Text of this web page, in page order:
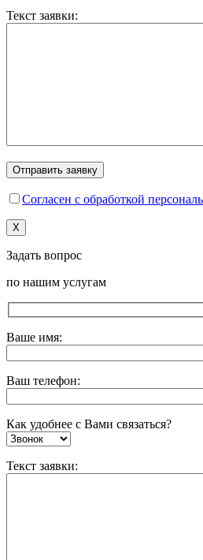
Текст заявки:
Согласен с обработкой
X
Задать вопрос
по нашим услугам
Ваше имя:
Ваш телефон:
Как удобнее с Вами связаться?
Текст заявки: